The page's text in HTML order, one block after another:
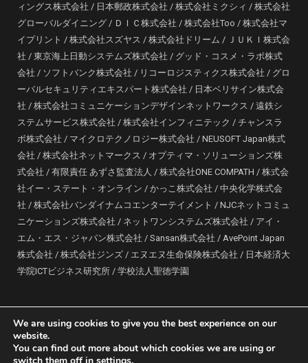
ィングス株式会社 / 日本郵政株式会社 / 株式会社ミクシィ / 株式会社
グローバルダイニング / ＤＩＣ株式会社 / 株式会社Too / 株式会社マ
イプリント / 株式会社スズヤス / 株式会社ドリーム / ＪＵＫＩ株式会
社 / 東京海上日動システムズ株式会社 / グッド・コスメ・ラボ株式
会社 / ソフトバンク株式会社 / リコーロジスティクス株式会社 / グロ
ーバルセキュリティエキスパート株式会社 / 日本ベリサイン株式会
社 / 株式会社コミュニケーションデザインネットワークス / 遠鉄シ
ステムサービス株式会社 / 株式会社インフィニテック / チャンスラ
ボ株式会社 / マイクロテクノロジー株式会社 / NEUSOFT Japan株式
会社 / 株式会社ネットマークス / オプティマ・ソリューションズ株
式会社 / 有限責任 あずさ監査法人 / 株式会社ONE COMPATH / 株式会
社イー・ステート・オンライン / かっこ株式会社 / 中央化学株式会
社 / 株式会社バンダイナムコエンターテイメント / NJCネットコミュ
ニケーションズ株式会社 / ネットワンシステムズ株式会社 / アイ・
エム・エス・ジャパン株式会社 / Sansan株式会社 / AvePoint Japan
株式会社 / 株式会社ジンズ​ / エヌエヌ生命保険株式会社 / 日本経済大
学院ICTビジネス研究所 / 学校法人聖徳学園
Copyright © 2010 Japan CISO Association All rights reserved.
We are using cookies to give you the best experience on our
website.
You can find out more about which cookies we are using or